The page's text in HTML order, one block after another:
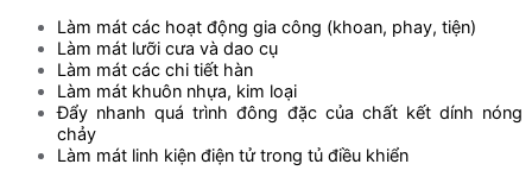
Làm mát các hoạt động gia công (khoan, phay, tiện)
Làm mát lưỡi cưa và dao cụ
Làm mát các chi tiết hàn
Làm mát khuôn nhựa, kim loại
Đẩy nhanh quá trình đông đặc của chất kết dính nóng
chảy
Làm mát linh kiện điện tử trong tủ điều khiển